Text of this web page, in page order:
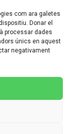
com ara galetes
Donar el
processar dades
únics en aquest
negativament